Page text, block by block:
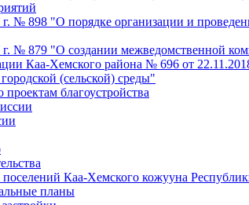
№ 898 "О порядке организации и
г. № 879 "О создании межведомственной
Каа-Хемского района № 696 от
(сельской) среды"
благоустройства
Каа-Хемского кожууна
планы